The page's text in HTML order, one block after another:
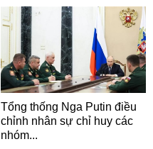
Tổng thống Nga Putin điều
chỉnh nhân sự chỉ huy các
nhóm...